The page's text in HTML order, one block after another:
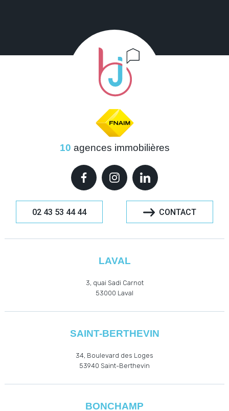
10 agences immobilières
02 43 53 44 44 CONTACT
LAVAL
3, quai Sadi Carnot
53000 Laval
SAINT-BERTHEVIN
34, Boulevard des Loges
53940 Saint-Berthevin
BONCHAMP